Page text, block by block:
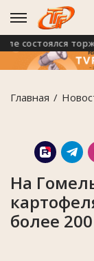
состоялся
Главная
На
более